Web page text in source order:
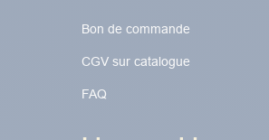
Bon de commande
CGV sur catalogue
FAQ